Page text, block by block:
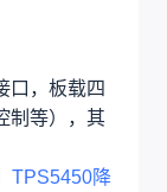
口，板载四
制等），其
TPS5450降